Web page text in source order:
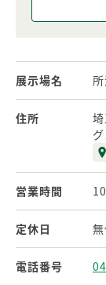
展示場名
住所
営業時間
定休日
電話番号